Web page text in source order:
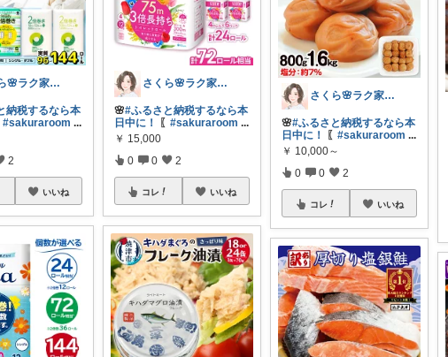
さくら🌸ラク家事&便利な生活雑貨🏠️
納税するなら本
#sakuraroom ...
2
いいね
さくら🌸ラク家事&便利な生活雑貨🏠️
🌸#ふるさと納税するなら本
日中に！
〖#sakuraroom ...
￥ 15,000
0 0 2
コレ いいね
さくら🌸ラク家事&便利な生活雑貨🏠️
🌸#ふるさと納税するなら本
日中に！
〖#sakuraroom ...
￥ 10,000～
0 0 2
コレ いいね